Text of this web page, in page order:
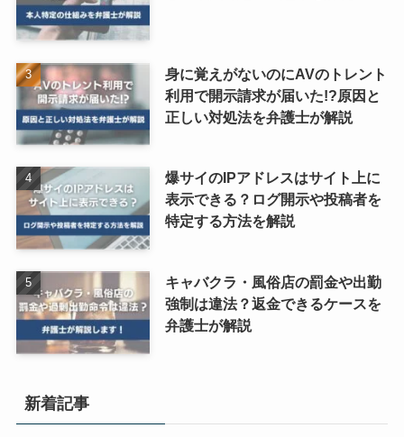
身に覚えがないのにAVのトレント
利用で開示請求が届いた!?原因と
正しい対処法を弁護士が解説
爆サイのIPアドレスはサイト上に
表示できる？ログ開示や投稿者を
特定する方法を解説
キャバクラ・風俗店の罰金や出勤
強制は違法？返金できるケースを
弁護士が解説
新着記事